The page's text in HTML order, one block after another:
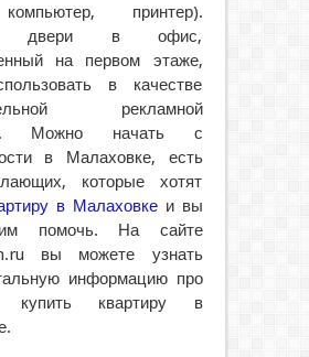
принтер).
двери в офис,
на первом этаже,
в качестве
рекламной
Можно начать с
в Малаховке, есть
которые хотят
в Малаховкеи вы
помочь. На сайте
вы можете узнать
информацию про
квартиру в